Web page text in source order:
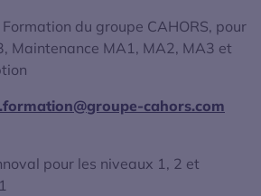
du groupe CAHORS, pour
Maintenance MA1, MA2, MA3 et
cahors.com
pour les niveaux 1, 2 et